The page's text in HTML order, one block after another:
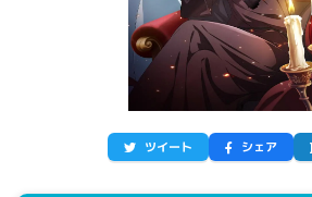
ツイート シェア